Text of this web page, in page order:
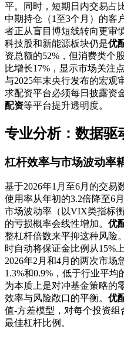
平。同时，短期日内交易占
中期持仓（1至3个月）的客
者正从盲目博短线转向更审
科技股和新能源板块仍是优
资总额的52%，但消费类个
比增长17%，显示市场关注
与2025年末央行发布的宏观
求配资平台必须每日披露资
配资等平台提升透明度。
专业分析：数据驱
杠杆效率与市场波动率
基于2026年1月至6月的交易
使用率从年初的3.2倍降至6
市场波动率（以VIX类指标
的亏损概率会线性增加。 优
整杠杆倍数来平抑这种风险
时自动将保证金比例从15%
2026年2月和4月的两次市场
1.3%和0.9%，低于行业平
为本质上是对冲基金策略的
效率与风险敞口的平衡。 优
值-方差模型，对每个投资
最佳杠杆比例。